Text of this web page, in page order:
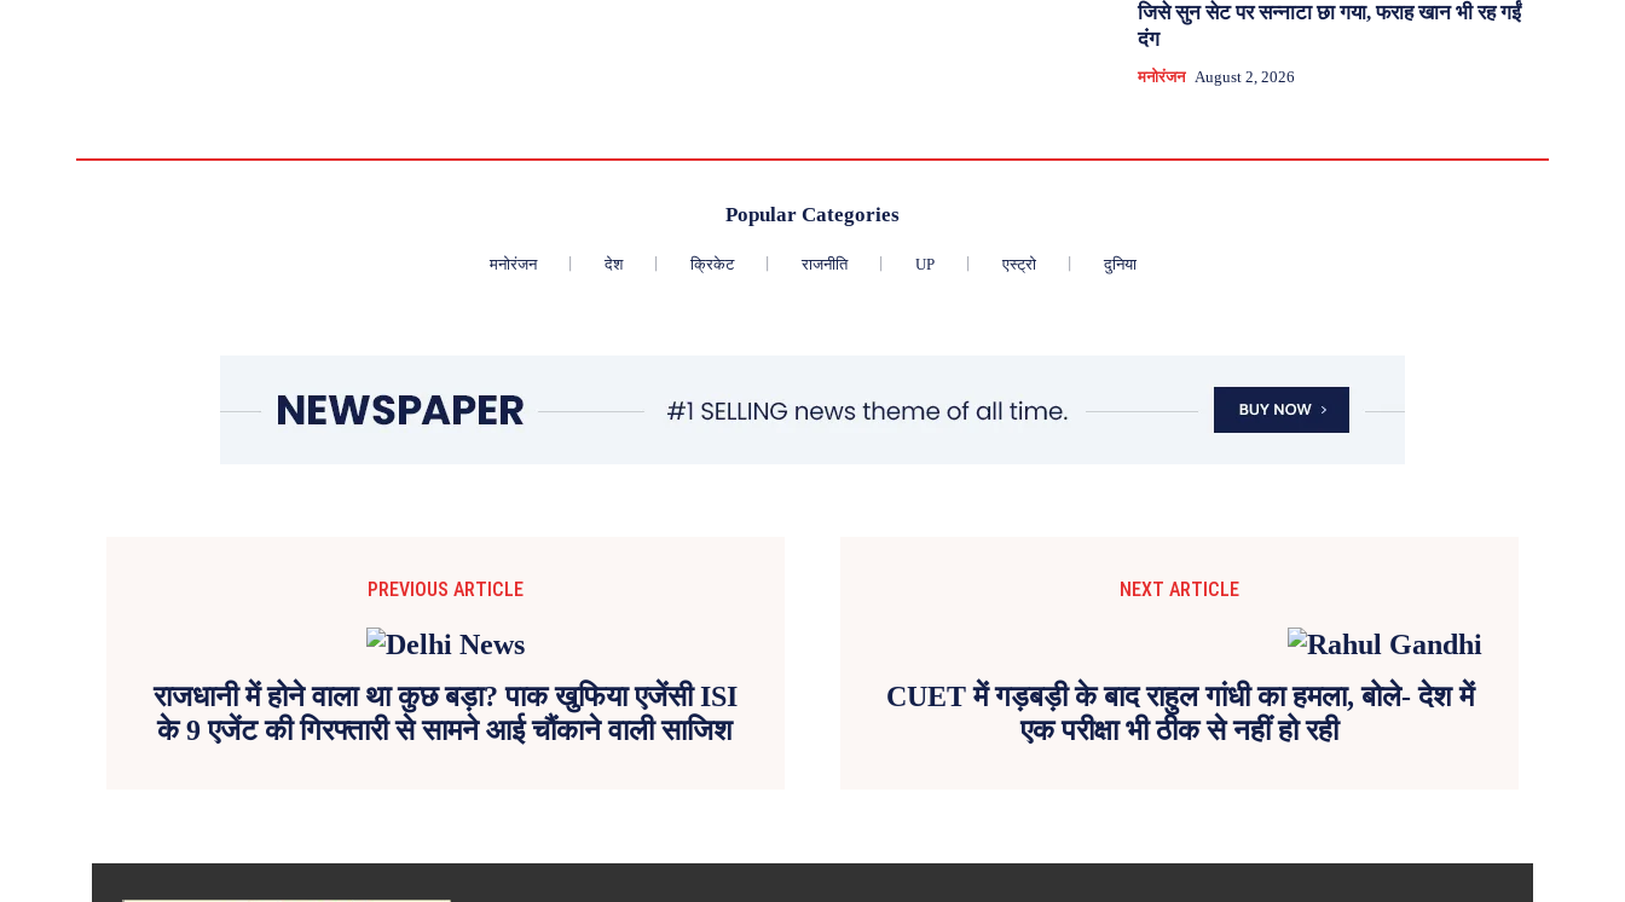
जिसे सुन सेट पर सन्नाटा छा गया, फराह खान भी रह गईं
दंग
मनोरंजन August 2, 2026
Popular Categories
मनोरंजन देश क्रिकेट राजनीति UP एस्ट्रो दुनिया
PREVIOUS ARTICLE
राजधानी में होने वाला था कुछ बड़ा? पाक खुफिया एजेंसी ISI
के 9 एजेंट की गिरफ्तारी से सामने आई चौंकाने वाली साजिश
NEXT ARTICLE
CUET में गड़बड़ी के बाद राहुल गांधी का हमला, बोले- देश में
एक परीक्षा भी ठीक से नहीं हो रही